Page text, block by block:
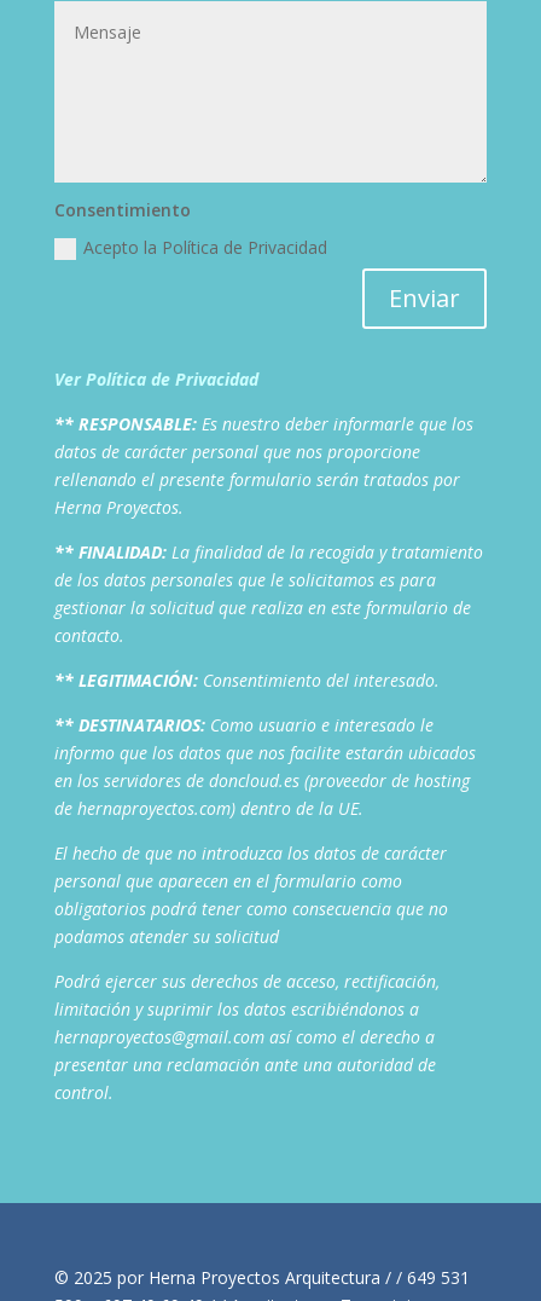
Consentimiento
Acepto la Política de Privacidad
Enviar
Ver Política de Privacidad
** RESPONSABLE:Es nuestro deber informarle que los
datos de carácter personal que nos proporcione
rellenando el presente formulario serán tratados por
Herna Proyectos.
** FINALIDAD:La finalidad de la recogida y tratamiento
de los datos personales que le solicitamos es para
gestionar la solicitud que realiza en este formulario de
contacto.
** LEGITIMACIÓN:Consentimiento del interesado.
** DESTINATARIOS:Como usuario e interesado le
informo que los datos que nos facilite estarán ubicados
en los servidores de doncloud.es (proveedor de hosting
de hernaproyectos.com) dentro de la UE.
El hecho de que no introduzca los datos de carácter
personal que aparecen en el formulario como
obligatorios podrá tener como consecuencia que no
podamos atender su solicitud
Podrá ejercer sus derechos de acceso, rectificación,
limitación y suprimir los datos escribiéndonos a
hernaproyectos@gmail.com así como el derecho a
presentar una reclamación ante una autoridad de
control.
© 2025 por Herna Proyectos Arquitectura / / 649 531